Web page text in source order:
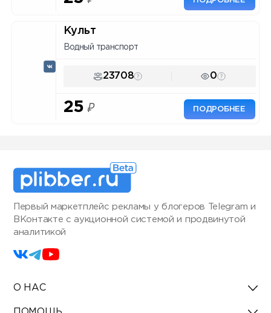
Культ
Водный транспорт
23708 0
25 ₽ ПОДРОБНЕЕ
Первый маркетплейс рекламы у блогеров Telegram и
ВКонтакте с аукционной системой и продвинутой
аналитикой
О НАС